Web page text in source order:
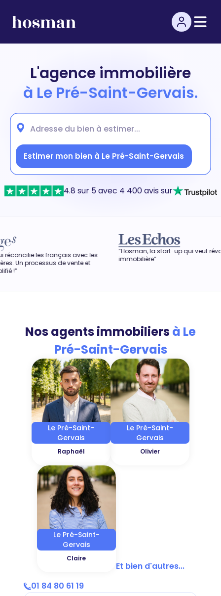
L'agence immobilière
à Le Pré-Saint-Gervais.
Estimer mon bien à Le Pré-Saint-Gervais
4.8 sur 5 avec 4 400 avis sur
avec les
vente et
“Hosman, la start-up qui veut révolutionner l'agence
immobilière”
Nos agents immobiliersà Le
Pré-Saint-Gervais
Le Pré-Saint-
Gervais
Raphaël
Le Pré-Saint-
Gervais
Olivier
Le Pré-Saint-
Gervais
Claire
Et bien d'autres...
01 84 80 61 19